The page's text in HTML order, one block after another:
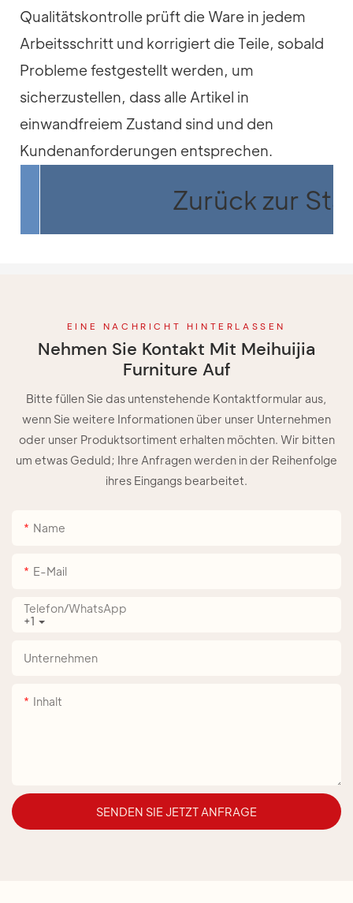
Qualitätskontrolle prüft die Ware in jedem
Arbeitsschritt und korrigiert die Teile, sobald
Probleme festgestellt werden, um
sicherzustellen, dass alle Artikel in
einwandfreiem Zustand sind und den
Kundenanforderungen entsprechen.
Zurück zur
EINE NACHRICHT HINTERLASSEN
Nehmen Sie Kontakt Mit Meihuijia
Furniture Auf
Bitte füllen Sie das untenstehende Kontaktformular aus,
wenn Sie weitere Informationen über unser Unternehmen
oder unser Produktsortiment erhalten möchten. Wir bitten
um etwas Geduld; Ihre Anfragen werden in der Reihenfolge
ihres Eingangs bearbeitet.
Name
E-Mail
+1
Telefon/WhatsApp
Unternehmen
Inhalt
SENDEN SIE JETZT ANFRAGE